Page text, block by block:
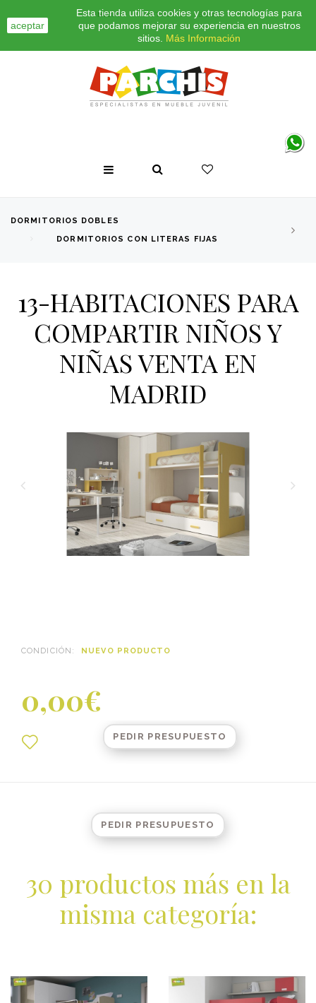
aceptar
Esta tienda utiliza cookies y otras tecnologías para
que podamos mejorar su experiencia en nuestros
sitios. Más Información
INICIO CONTACTO BLOG
DORMITORIOS DOBLES
DORMITORIOS CON LITERAS FIJAS
CONDICIÓN: NUEVO PRODUCTO
13-HABITACIONES PARA
COMPARTIR NIÑOS Y
NIÑAS VENTA EN
MADRID
0,00€
PEDIR PRESUPUESTO
PEDIR PRESUPUESTO
30 productos más en la
misma categoría: